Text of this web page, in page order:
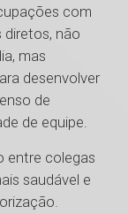
com
diretos, não
mas
desenvolver
de
de equipe.
entre colegas
saudável e